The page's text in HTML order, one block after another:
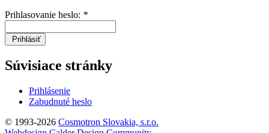
Prihlasovanie heslo: *
Prihlásiť
Súvisiace stránky
Prihlásenie
Zabudnuté heslo
© 1993-2026 Cosmotron Slovakia, s.r.o.